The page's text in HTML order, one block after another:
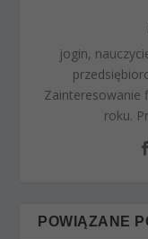
jogin,
Zainteresowanie
roku.
POWIĄZANE